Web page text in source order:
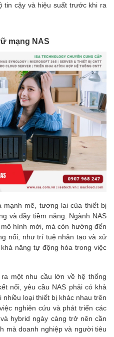
tin cậy và hiệu suất trước khi ra
mạng NAS
mạnh mẽ, tương lai của thiết bị
và đầy tiềm năng. Ngành NAS
hình mới, mà còn hướng đến
nổi, như trí tuệ nhân tạo và xử
năng tự động hóa trong việc
một nhu cầu lớn về hệ thống
nối, yêu cầu NAS phải có khả
loại thiết bị khác nhau trên
nghiên cứu và phát triển các
hybrid ngày càng trở nên cần
mà doanh nghiệp và người tiêu